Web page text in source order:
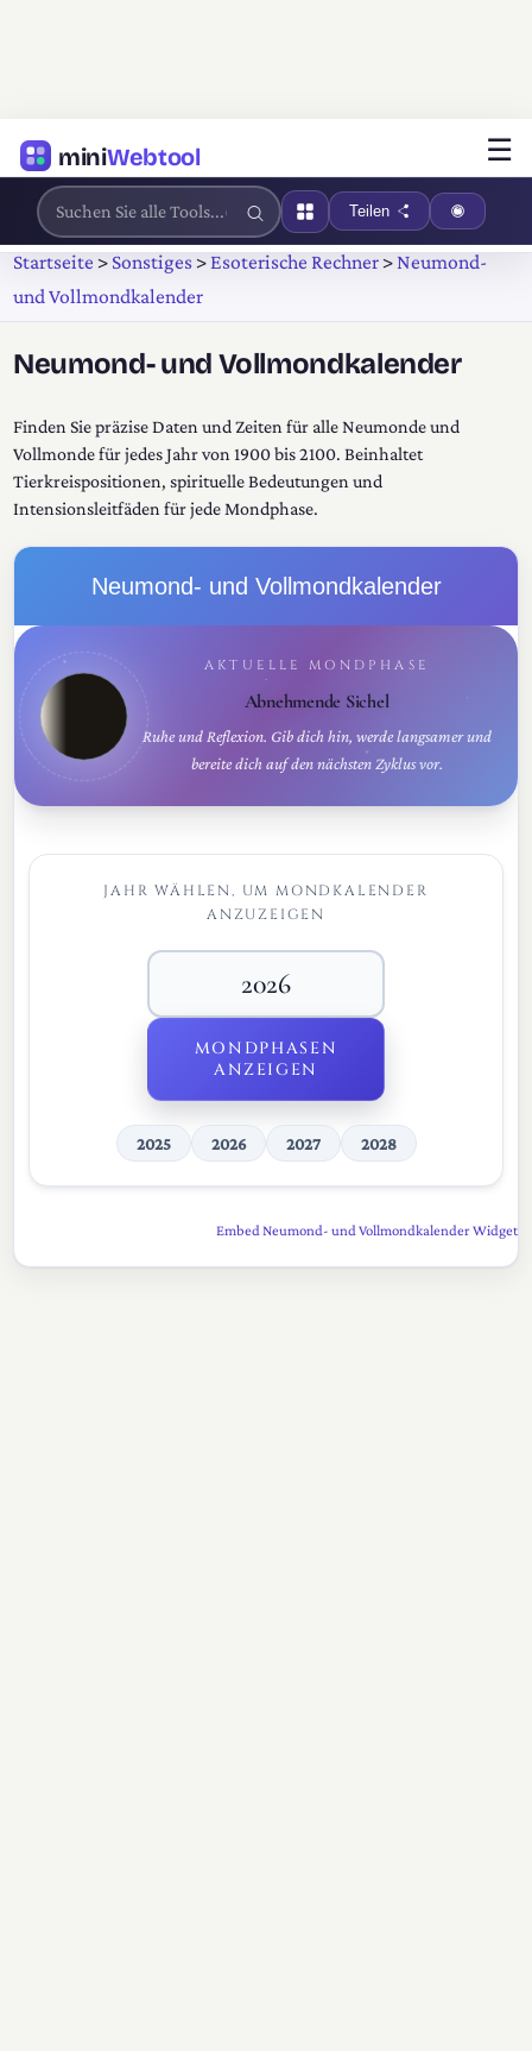
miniWebtool ☰
Teilen
Startseite > Sonstiges > Esoterische Rechner > Neumond-
und Vollmondkalender
Neumond- und Vollmondkalender
Finden Sie präzise Daten und Zeiten für alle Neumonde und
Vollmonde für jedes Jahr von 1900 bis 2100. Beinhaltet
Tierkreispositionen, spirituelle Bedeutungen und
Intensionsleitfäden für jede Mondphase.
Neumond- und Vollmondkalender
AKTUELLE MONDPHASE
Abnehmende Sichel
Ruhe und Reflexion. Gib dich hin, werde langsamer und
bereite dich auf den nächsten Zyklus vor.
JAHR WÄHLEN, UM MONDKALENDER
ANZUZEIGEN
MONDPHASEN
ANZEIGEN
2025 2026 2027 2028
Embed Neumond- und Vollmondkalender Widget